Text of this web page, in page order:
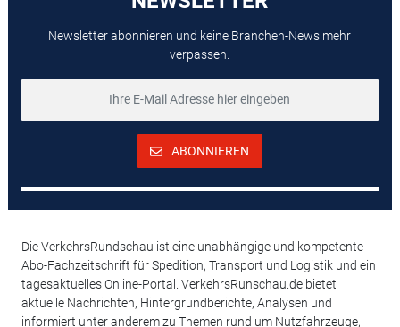
Newsletter abonnieren und keine Branchen-News mehr
verpassen.
ABONNIEREN
Die VerkehrsRundschau ist eine unabhängige und kompetente
Abo-Fachzeitschrift für Spedition, Transport und Logistik und ein
tagesaktuelles Online-Portal. VerkehrsRunschau.de bietet
aktuelle Nachrichten, Hintergrundberichte, Analysen und
informiert unter anderem zu Themen rund um Nutzfahrzeuge,